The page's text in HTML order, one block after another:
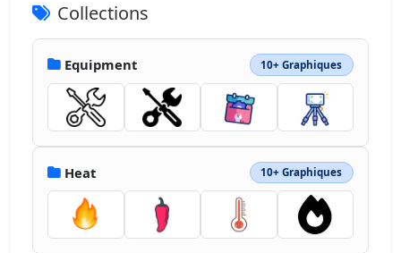
Collections
Equipment 10+ Graphiques
Heat 10+ Graphiques